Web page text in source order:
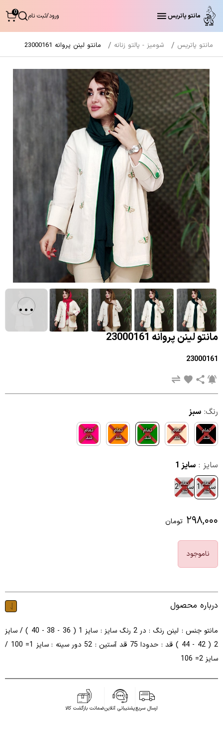
مانتو پاتریس ورود/ثبت نام 0
مانتو پاتریس شومیز - پالتو زنانه مانتو لینن پروانه 23000161
مانتو لینن پروانه 23000161
23000161
رنگ: سبز
تمام
شد
تمام
شد
تمام
شد
تمام
شد
تمام
شد
سایز : سایز 1
سایز 1
تمام
شد
سایز 2
تمام
شد
۲۹۸,۰۰۰ تومان
ناموجود
درباره محصول
مانتو جنس : لینن رنگ : در 2 رنگ سایز : سایز 1 ( 36 - 38 - 40 ) / سایز
2 ( 42 - 44 ) قد : حدودا 75 قد آستین : 52 دور سینه : سایز 1= 100 /
سایز 2= 106
ارسال سریعپشتیبانی آنلاینضمانت بازگشت کالا
...